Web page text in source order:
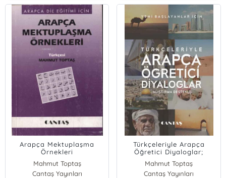
Arapça Mektuplaşma
Örnekleri
Mahmut Toptaş
Cantaş Yayınları
Türkçeleriyle Arapça
Öğretici Diyaloglar;
Alıştırma Destekli
Mahmut Toptaş
Cantaş Yayınları